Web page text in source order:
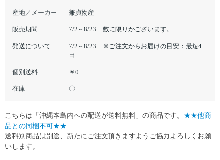
産地／メーカー 兼貞物産
販売期間 7/2～8/23 数に限りがございます。
発送について
7/2～8/23 ※ご注文からお届けの目安：最短4
日
個別送料 ￥0
在庫 〇
こちらは「沖縄本島内への配送が送料無料」の商品です。 ★★他商
品との同梱不可★★
送料別商品は別途、新たにご注文頂きますようご協力よろしくお願
いします。